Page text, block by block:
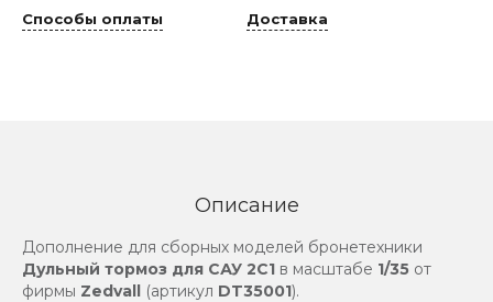
Способы оплаты Доставка
Описание
Дополнение для сборных моделей бронетехники
Дульный тормоз для САУ 2С1 в масштабе 1/35 от
фирмы Zedvall (артикул DT35001).